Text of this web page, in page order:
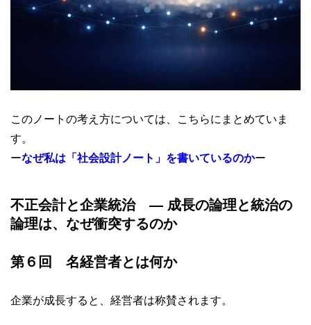
このノートの考え方については、こちらにまとめていま
す。
ーなぜ私は「社会設計ノート」を書いているのかー
不正会計と企業統治― 成長の論理と統治の
論理は、なぜ衝突するのか
第６回 名経営者とは何か
企業が成長すると、経営者は称賛されます。